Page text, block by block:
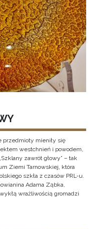
przedmioty mieniły się
westchnień i powodem,
zawrót głowy” – tak
Ziemi Tarnowskiej, która
szkła z czasów PRL-u.
Adama Ząbka,
wrażliwością gromadzi